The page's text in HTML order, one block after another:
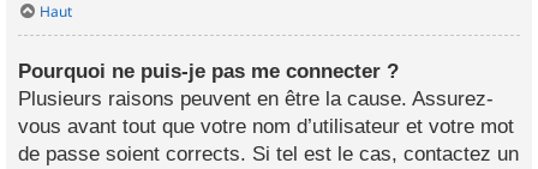
Haut
Pourquoi ne puis-je pas me connecter ?
Plusieurs raisons peuvent en être la cause. Assurez-
vous avant tout que votre nom d’utilisateur et votre mot
de passe soient corrects. Si tel est le cas, contactez un